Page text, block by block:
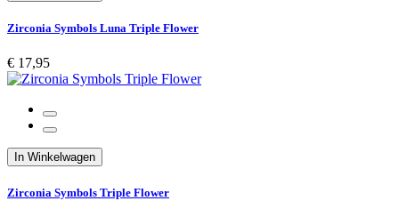
Zirconia Symbols Luna Triple Flower
€ 17,95
In Winkelwagen
Zirconia Symbols Triple Flower